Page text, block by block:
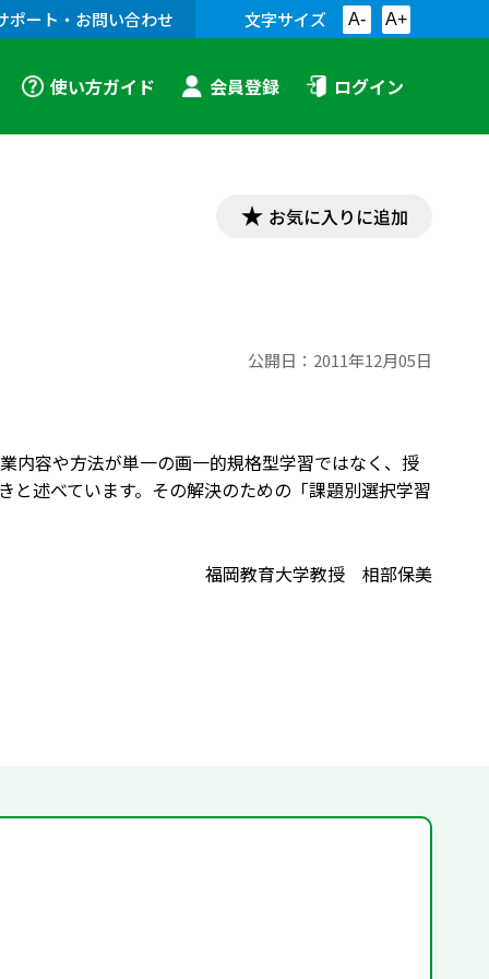
ポート・お問い合わせ 文字サイズ A- A+
使い方ガイド 会員登録 ログイン
お気に入りに追加
公開日： 2011年12月05日
内容や方法が単一の画一的規格型学習ではなく、授
述べています。その解決のための「課題別選択学習
福岡教育大学教授 相部保美